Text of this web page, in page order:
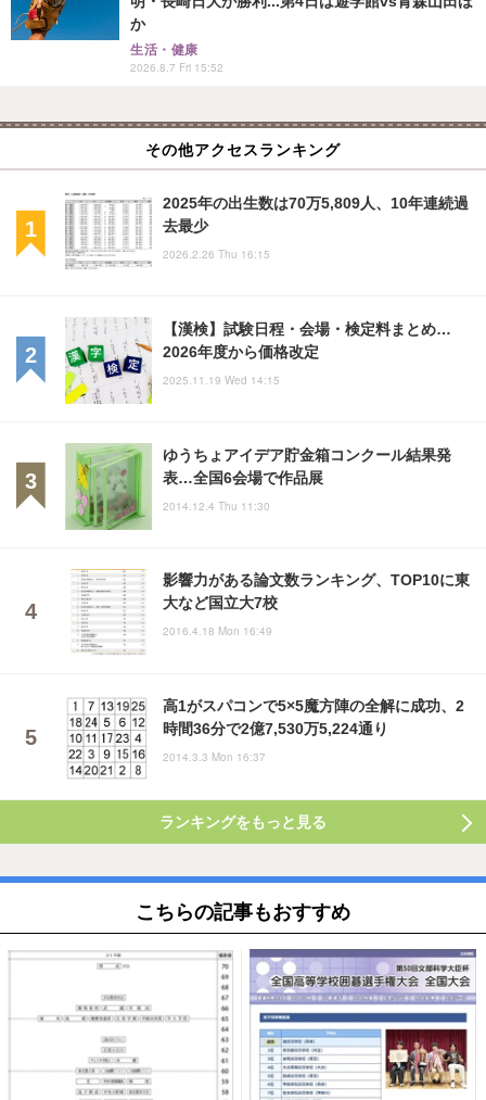
か
生活・健康
2026.8.7 Fri 15:52
その他アクセスランキング
2025年の出生数は70万5,809人、10年連続過
去最少
2026.2.26 Thu 16:15
【漢検】試験日程・会場・検定料まとめ…
2026年度から価格改定
2025.11.19 Wed 14:15
ゆうちょアイデア貯金箱コンクール結果発
表…全国6会場で作品展
2014.12.4 Thu 11:30
影響力がある論文数ランキング、TOP10に東
大など国立大7校
2016.4.18 Mon 16:49
高1がスパコンで5×5魔方陣の全解に成功、2
時間36分で2億7,530万5,224通り
2014.3.3 Mon 16:37
ランキングをもっと見る
こちらの記事もおすすめ